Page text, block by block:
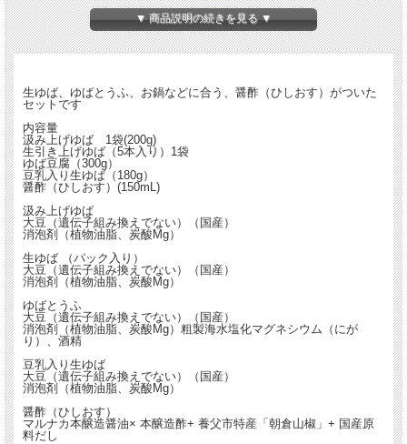
▼ 商品説明の続きを見る ▼
生ゆば、ゆばとうふ、お鍋などに合う、醤酢（ひしおす）がついた
セットです
内容量
汲み上げゆば 1袋(200g)
生引き上げゆば（5本入り）1袋
ゆば豆腐（300g）
豆乳入り生ゆば（180g）
醤酢（ひしおす）(150mL)
汲み上げゆば
大豆（遺伝子組み換えでない）（国産）
消泡剤（植物油脂、炭酸Mg）
生ゆば （パック入り）
大豆（遺伝子組み換えでない）（国産）
消泡剤（植物油脂、炭酸Mg）
ゆばとうふ
大豆（遺伝子組み換えでない）（国産）
消泡剤（植物油脂、炭酸Mg）粗製海水塩化マグネシウム（にが
り）、酒精
豆乳入り生ゆば
大豆（遺伝子組み換えでない）（国産）
消泡剤（植物油脂、炭酸Mg）
醤酢（ひしおす）
マルナカ本醸造醤油× 本醸造酢+ 養父市特産「朝倉山椒」+ 国産原
料だし